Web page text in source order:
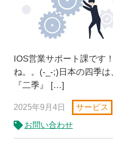
IOS営業サポート課です
ね。。(-_-;)日本の四季
『二季』 […]
2025年9月4日 サービス
お問い合わせ